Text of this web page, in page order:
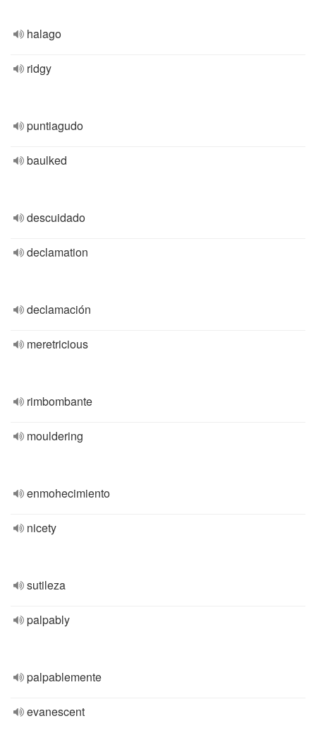
halago
ridgy
puntiagudo
baulked
descuidado
declamation
declamación
meretricious
rimbombante
mouldering
enmohecimiento
nicety
sutileza
palpably
palpablemente
evanescent